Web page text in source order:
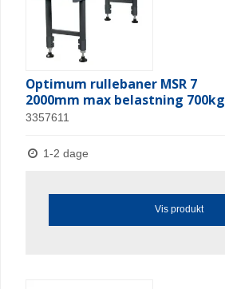
Optimum rullebaner MSR 7
2000mm max belastning 700kg
3357611
1-2 dage
Vis produkt